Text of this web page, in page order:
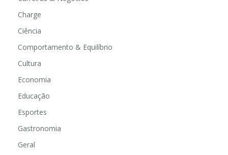
Charge
Ciência
Comportamento & Equilíbrio
Cultura
Economia
Educação
Esportes
Gastronomia
Geral